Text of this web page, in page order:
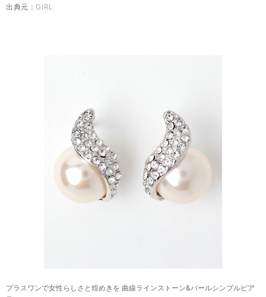
出典元： GIRL
プラスワンで女性らしさと煌めきを 曲線ラインストーン&パールシンプルピア